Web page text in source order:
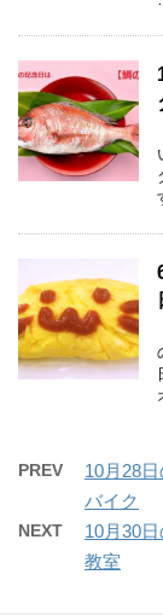
PREV
10月28
バイク
NEXT
10月30
教室